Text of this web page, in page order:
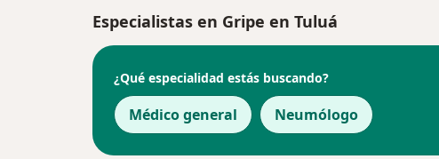
Especialistas en Gripe en Tuluá
¿Qué especialidad estás buscando?
Médico general Neumólogo